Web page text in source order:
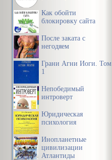
Как обойти
блокировку сайта
После заката с
негодяем
Грани Агни Йоги. Том
1
Непобедимый
интроверт
Юридическая
психология
Инопланетные
цивилизации
Атлантиды